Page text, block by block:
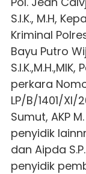
S.I.K., M.H,
Kriminal
Bayu Putro
perkara
LP/B/1401/XI/
Sumut, AKP
penyidik
dan Aipda
penyidik